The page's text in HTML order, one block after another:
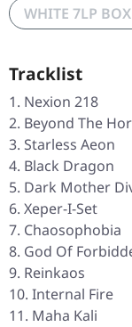
WHITE 7LP
Tracklist
Nexion 218
Beyond The
Starless Aeon
Black Dragon
Dark Mother
Xeper-I-Set
Chaosophobia
God Of
Reinkaos
Internal Fire
Maha Kali